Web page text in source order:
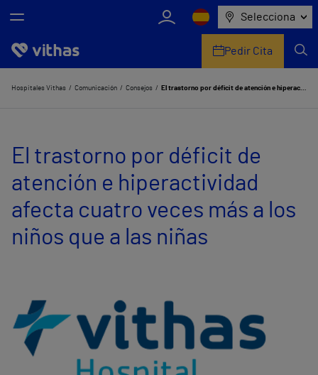
Selecciona
Nosotros
Servicios de salud
Equipo médico y asistencial
Pedir Cita
Hospitales Vithas Comunicación Consejos El trastorno por déficit de atención e hiperactividad afecta cuatro veces más a los niños que a las niñas
El trastorno por déficit de
atención e hiperactividad
afecta cuatro veces más a los
niños que a las niñas